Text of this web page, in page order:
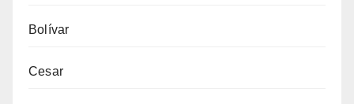
Bolívar
Cesar